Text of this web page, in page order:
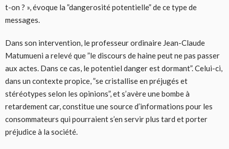
t-on ? », évoque la ”dangerosité potentielle” de ce type de
messages.
Dans son intervention, le professeur ordinaire Jean-Claude
Matumueni a relevé que ”le discours de haine peut ne pas passer
aux actes. Dans ce cas, le potentiel danger est dormant”. Celui-ci,
dans un contexte propice, ”se cristallise en préjugés et
stéréotypes selon les opinions”, et s’avère une bombe à
retardement car, constitue une source d’informations pour les
consommateurs qui pourraient s’en servir plus tard et porter
préjudice à la société.